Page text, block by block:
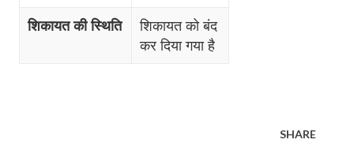
शिकायत की स्थिति
शिकायत को बंद
कर दिया गया है
SHARE